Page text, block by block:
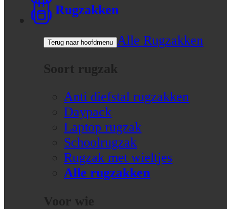
Rugzakken
Terug naar hoofdmenu Alle Rugzakken
Soort rugzak
Anti diefstal rugzakken
Daypack
Laptop rugzak
Schoolrugzak
Rugzak met wieltjes
Alle rugzakken
Voor wie